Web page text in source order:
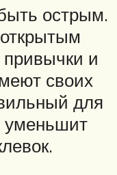
острым.
и
своих
для
уменьшит